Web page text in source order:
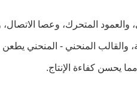
المتحرك، وعصا
والقالب المنحني - المنحني
يحسن كفاءة الإنتاج.